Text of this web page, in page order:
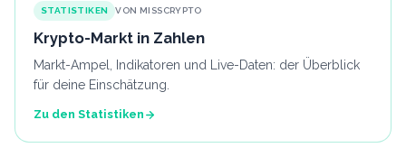
STATISTIKEN VON MISSCRYPTO
Krypto-Markt in Zahlen
Markt-Ampel, Indikatoren und Live-Daten: der Überblick
für deine Einschätzung.
Zu den Statistiken